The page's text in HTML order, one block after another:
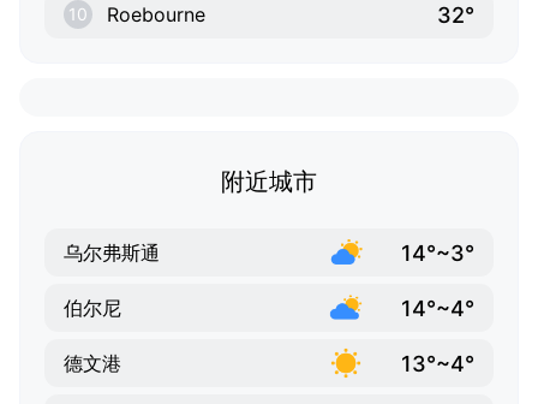
10 Roebourne 32°
附近城市
乌尔弗斯通 14°~3°
伯尔尼 14°~4°
德文港 13°~4°